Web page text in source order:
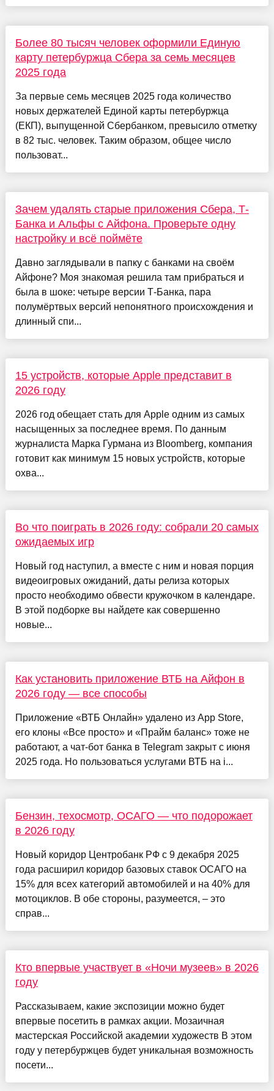
Более 80 тысяч человек оформили Единую
карту петербуржца Сбера за семь месяцев
2025 года
За первые семь месяцев 2025 года количество
новых держателей Единой карты петербуржца
(ЕКП), выпущенной Сбербанком, превысило отметку
в 82 тыс. человек. Таким образом, общее число
пользоват...
Зачем удалять старые приложения Сбера, Т-
Банка и Альфы с Айфона. Проверьте одну
настройку и всё поймёте
Давно заглядывали в папку с банками на своём
Айфоне? Моя знакомая решила там прибраться и
была в шоке: четыре версии Т-Банка, пара
полумёртвых версий непонятного происхождения и
длинный спи...
15 устройств, которые Apple представит в
2026 году
2026 год обещает стать для Apple одним из самых
насыщенных за последнее время. По данным
журналиста Марка Гурмана из Bloomberg, компания
готовит как минимум 15 новых устройств, которые
охва...
Во что поиграть в 2026 году: собрали 20 самых
ожидаемых игр
Новый год наступил, а вместе с ним и новая порция
видеоигровых ожиданий, даты релиза которых
просто необходимо обвести кружочком в календаре.
В этой подборке вы найдете как совершенно
новые...
Как установить приложение ВТБ на Айфон в
2026 году — все способы
Приложение «ВТБ Онлайн» удалено из App Store,
его клоны «Все просто» и «Прайм баланс» тоже не
работают, а чат-бот банка в Telegram закрыт с июня
2025 года. Но пользоваться услугами ВТБ на i...
Бензин, техосмотр, ОСАГО — что подорожает
в 2026 году
Новый коридор Центробанк РФ с 9 декабря 2025
года расширил коридор базовых ставок ОСАГО на
15% для всех категорий автомобилей и на 40% для
мотоциклов. В обе стороны, разумеется, – это
справ...
Кто впервые участвует в «Ночи музеев» в 2026
году
Рассказываем, какие экспозиции можно будет
впервые посетить в рамках акции. Мозаичная
мастерская Российской академии художеств В этом
году у петербуржцев будет уникальная возможность
посети...